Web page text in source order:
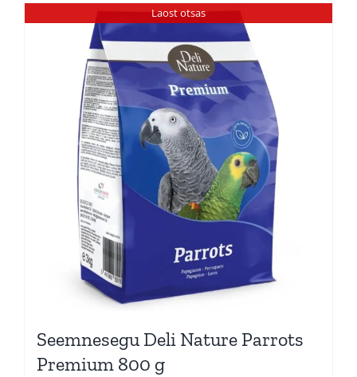
Laost otsas
Seemnesegu Deli Nature Parrots
Premium 800 g